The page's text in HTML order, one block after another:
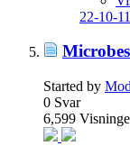
22-10-
Started by Mod
0 Svar
6,599